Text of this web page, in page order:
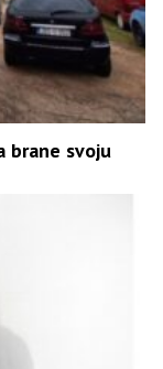
brane svoju